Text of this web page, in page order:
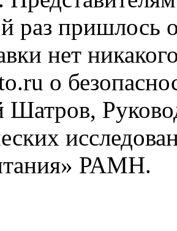
раз пришлось
нет
о
Шатров,
РАМН.